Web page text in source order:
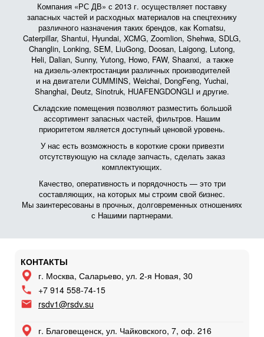
Компания «РС ДВ» с 2013 г. осуществляет поставку
запасных частей и расходных материалов на спецтехнику
различного назначения таких брендов, как Komatsu,
Caterpillar, Shantui, Hyundai, XCMG, Zoomlion, Shehwa, SDLG,
Changlin, Lonking, SEM, LiuGong, Doosan, Laigong, Lutong,
Heli, Dalian, Sunny, Yutong, Howo, FAW, Shaanxi, а также
на дизель-электростанции различных производителей
и на двигатели CUMMINS, Weichai, DongFeng, Yuchai,
Shanghai, Deutz, Sinotruk, HUAFENGDONGLI и другие.
Складские помещения позволяют разместить большой
ассортимент запасных частей, фильтров. Нашим
приоритетом является доступный ценовой уровень.
У нас есть возможность в короткие сроки привезти
отсутствующую на складе запчасть, сделать заказ
комплектующих.
Качество, оперативность и порядочность — это три
составляющих, на которых мы строим свой бизнес.
Мы заинтересованы в прочных, долговременных отношениях
с Нашими партнерами.
КОНТАКТЫ
г. Москва, Саларьево, ул. 2-я Новая, 30
+7 914 558-74-15
rsdv1@rsdv.su
г. Благовещенск, ул. Чайковского, 7, оф. 216